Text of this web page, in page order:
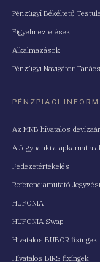
Pénzügyi Békéltető
Figyelmeztetések
Alkalmazások
Pénzügyi Navigátor
PÉNZPIACI
Az MNB hivatalos
A Jegybanki alapkamat
Fedezetértékelés
Referenciamutató
HUFONIA
HUFONIA Swap
Hivatalos BUBOR fixingek
Hivatalos BIRS fixingek